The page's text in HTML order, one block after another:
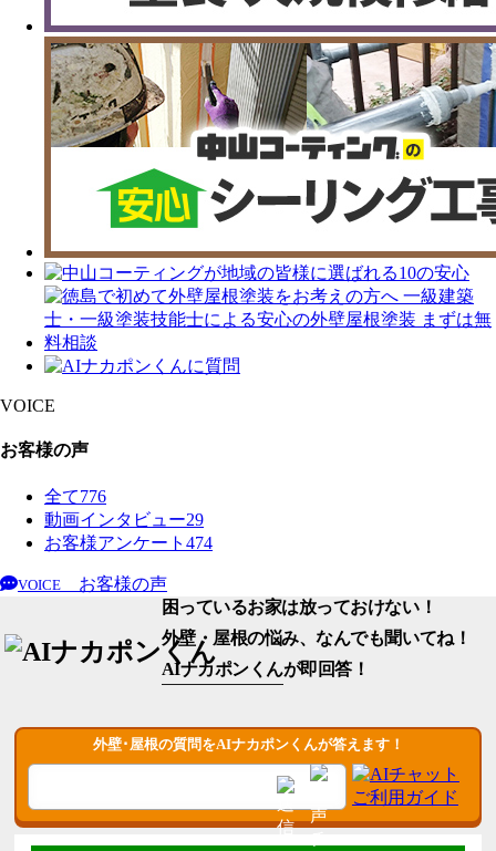
VOICE
お客様の声
全て776
動画インタビュー29
お客様アンケート 474
VOICE
お客様の声
困っているお家は放っておけない！
外壁・屋根の悩み、なんでも聞いてね！
AIナカポンくんが即回答！
外壁･屋根の質問をAIナカポンくんが答えます！